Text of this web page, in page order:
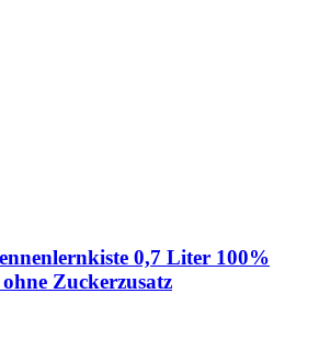
0,7 Liter 100%
Zuckerzusatz